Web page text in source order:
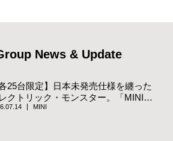
News & Update
各25台限定】日本未発売仕様を纏った
クトリック・モンスター。「MINI
Track Style Edition」登場
MINI